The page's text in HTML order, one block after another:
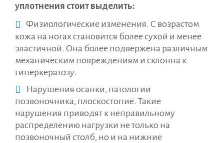
уплотнения стоит выделить:
Физиологические изменения. С возрастом
кожа на ногах становится более сухой и менее
эластичной. Она более подвержена различным
механическим повреждениям и склонна к
гиперкератозу.
Нарушения осанки, патологии
позвоночника, плоскостопие. Такие
нарушения приводят к неправильному
распределению нагрузки не только на
позвоночный столб, но и на нижние